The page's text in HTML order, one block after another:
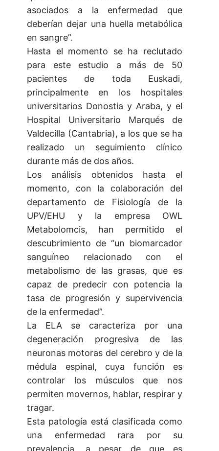
asociados a la enfermedad que
deberían dejar una huella metabólica
en sangre”.
Hasta el momento se ha reclutado
para este estudio a más de 50
pacientes de toda Euskadi,
principalmente en los hospitales
universitarios Donostia y Araba, y el
Hospital Universitario Marqués de
Valdecilla (Cantabria), a los que se ha
realizado un seguimiento clínico
durante más de dos años.
Los análisis obtenidos hasta el
momento, con la colaboración del
departamento de Fisiología de la
UPV/EHU y la empresa OWL
Metabolomcis, han permitido el
descubrimiento de “un biomarcador
sanguíneo relacionado con el
metabolismo de las grasas, que es
capaz de predecir con potencia la
tasa de progresión y supervivencia
de la enfermedad”.
La ELA se caracteriza por una
degeneración progresiva de las
neuronas motoras del cerebro y de la
médula espinal, cuya función es
controlar los músculos que nos
permiten movernos, hablar, respirar y
tragar.
Esta patología está clasificada como
una enfermedad rara por su